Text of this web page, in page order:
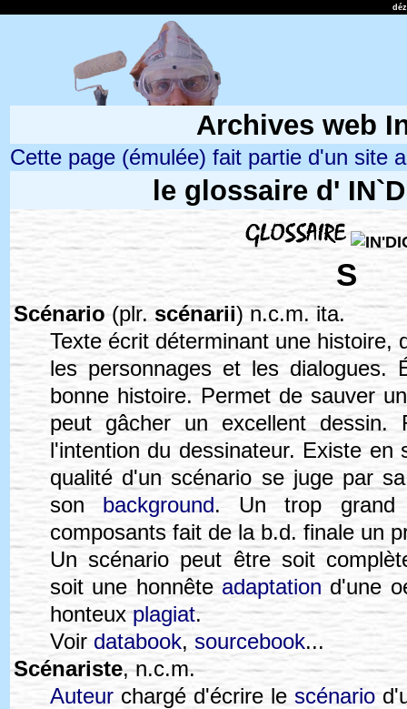
Archives web
Cette page (émulée) fait partie d'un site
le glossaire d'
S
Scénario (plr. scénarii) n.c.m. ita.
Texte écrit déterminant une histoire,
les personnages et les dialogues.
bonne histoire. Permet de sauver
peut gâcher un excellent
l'intention du dessinateur. Existe en
qualité d'un scénario se juge par
son background. Un trop grand
composants fait de la b.d. finale un
Un scénario peut être soit
soit une honnête adaptation d'une
honteuxplagiat.
Voir databook, sourcebook...
Scénariste, n.c.m.
Auteurchargé d'écrire lescénario